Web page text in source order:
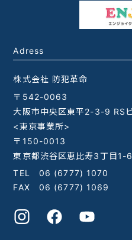
Adress
株式会社 防犯革命
〒542-0063
大阪市中央区東平2-3-9 RS
<東京事業所>
〒150-0013
東京都渋谷区恵比寿3丁目1-
TEL 06 (6777) 1070
FAX 06 (6777) 1069